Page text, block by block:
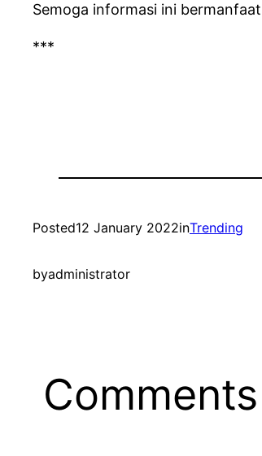
Semoga informasi ini
***
Posted12 January 2022inTrending
byadministrator
Comments